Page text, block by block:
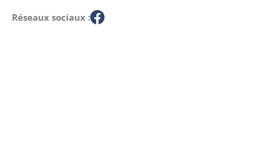
Réseaux sociaux :